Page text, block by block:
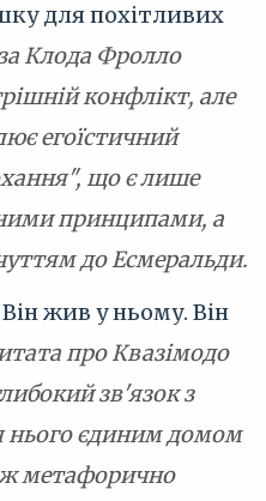
для похітливих
Клода Фролло
конфлікт, але
егоїстичний
що є лише
принципами, а
до Есмеральди.
жив у ньому. Він
про Квазімодо
зв'язок з
нього єдиним домом
метафорично